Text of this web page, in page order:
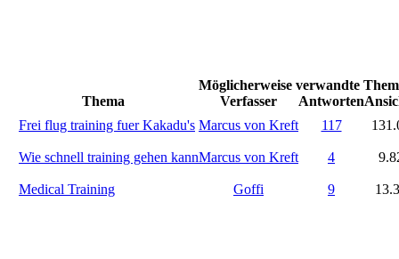
Möglicherweise verwandte
Thema
Verfasser Antworten
Frei flug training fuer Kakadu's Marcus von Kreft 117
Wie schnell training gehen kannMarcus von Kreft 4
Medical Training Goffi 9